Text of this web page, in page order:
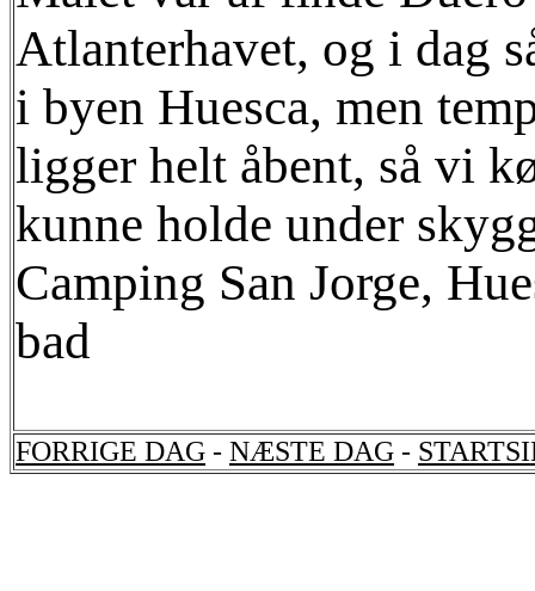
Atlanterhavet, og i dag
i byen Huesca, men
ligger helt åbent, så vi
kunne holde under
Camping San Jorge,
bad
FORRIGE DAG - NÆSTE DAG -